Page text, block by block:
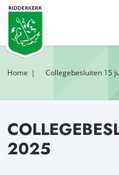
Home Collegebesluiten 15
2025